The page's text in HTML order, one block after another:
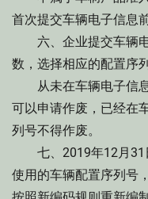
首次提交车辆电子信息
六、企业提交车辆电
数，选择相应的配置序
从未在车辆电子信息
可以申请作废，已经在
列号不得作废。
七、2019年12月31
使用的车辆配置序列号